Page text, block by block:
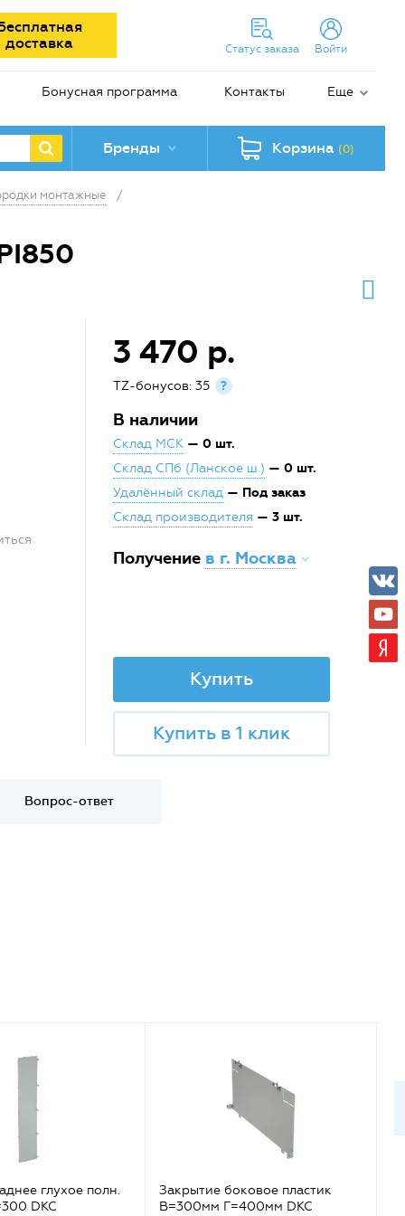
доставка
Статус заказа Войти
Бонусная программа Контакты Еще
Бренды Корзина (0)
монтажные
/
3 470 р.
TZ-бонусов: 35 ?
В наличии
Склад МСК — 0 шт.
Склад СПб (Ланское ш.) — 0 шт.
Удалённый склад — Под заказ
Склад производителя — 3 шт.
Получение в г. Москва
Купить
Купить в 1 клик
Вопрос-ответ
глухое полн.
DKC
Закрытие боковое пластик
В=300мм Г=400мм DKC